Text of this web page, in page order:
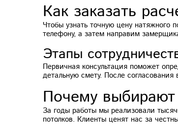
Как заказать
Чтобы узнать точную цену натяжного
телефону, а затем направим
Этапы
Первичная консультация поможет
детальную смету. После
Почему
За годы работы мы реализовали
потолков. Клиенты ценят нас за